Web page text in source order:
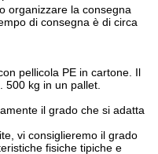
pellicola PE in cartone. Il
kg in un pallet.
il grado che si adatta
vi consiglieremo il grado
fisiche tipiche e
FKM